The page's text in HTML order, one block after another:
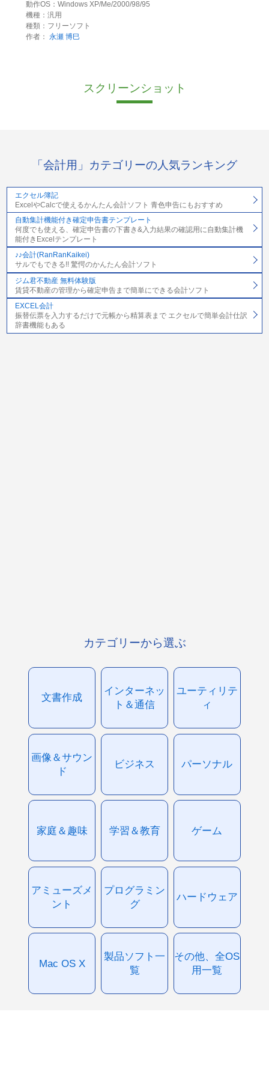
動作OS：Windows XP/Me/2000/98/95
機種：汎用
種類：フリーソフト
作者： 永瀬 博巳
スクリーンショット
「会計用」カテゴリーの人気ランキング
エクセル簿記
ExcelやCalcで使えるかんたん会計ソフト 青色申告にもおすすめ
自動集計機能付き確定申告書テンプレート
何度でも使える、確定申告書の下書き&入力結果の確認用に自動集計機
能付きExcelテンプレート
♪♪会計(RanRanKaikei)
サルでもできる!! 驚愕のかんたん会計ソフト
ジム君不動産 無料体験版
賃貸不動産の管理から確定申告まで簡単にできる会計ソフト
EXCEL会計
振替伝票を入力するだけで元帳から精算表まで エクセルで簡単会計仕訳
辞書機能もある
カテゴリーから選ぶ
文書作成
インターネッ
ト＆通信
ユーティリテ
ィ
画像＆サウン
ド
ビジネス パーソナル
家庭＆趣味 学習＆教育 ゲーム
アミューズメ
ント
プログラミン
グ
ハードウェア
Mac OS X
製品ソフト一
覧
その他、全OS
用一覧